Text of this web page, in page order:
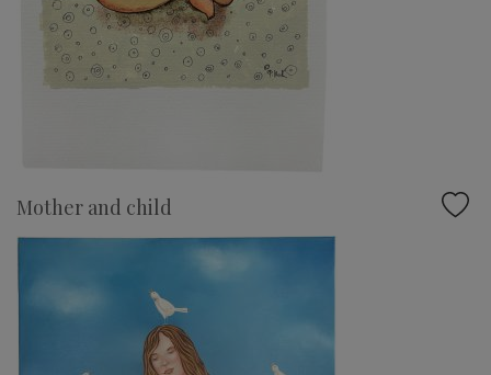
Mother and child